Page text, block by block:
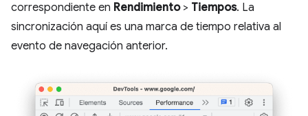
correspondiente en Rendimiento> Tiempos. La
sincronización aquí es una marca de tiempo relativa al
evento de navegación anterior.